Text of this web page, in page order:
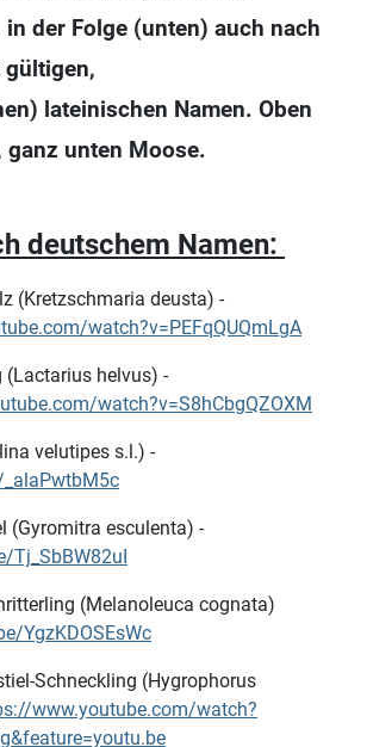
in der Folge (unten) auch nach
gültigen,
lateinischen Namen. Oben
ganz unten Moose.
deutschem Namen:
(Kretzschmaria deusta) -
watch?v=PEFqQUQmLgA
(Lactarius helvus) -
watch?v=S8hCbgQZOXM
velutipes s.l.) -
(Gyromitra esculenta) -
Tj_SbBW82uI
(Melanoleuca cognata)
YgzKDOSEsWc
Schneckling (Hygrophorus
www.youtube.com/watch?